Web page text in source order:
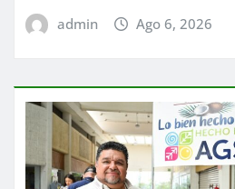
admin Ago 6, 2026